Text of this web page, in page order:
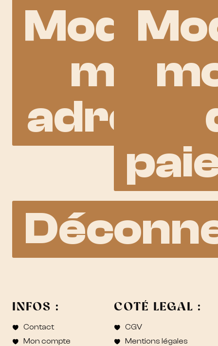
Modifier
mon
adresse
INFOS :
Contact
Mon compte
COTÉ LEGAL :
CGV
Mentions légales